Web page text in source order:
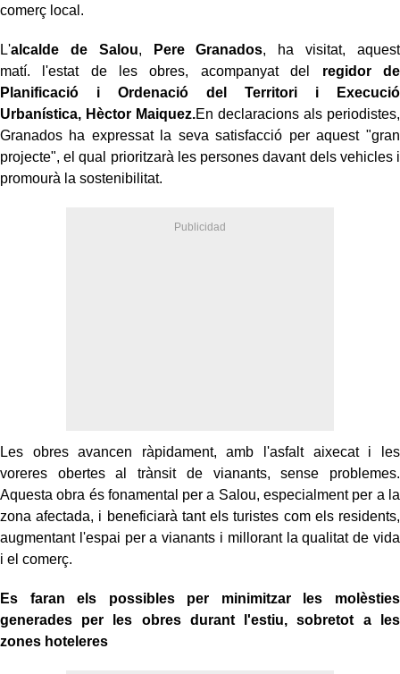
comerç local.
L'alcalde de Salou, Pere Granados, ha visitat, aquest
matí.
l'estat de les obres, acompanyat del regidor de
Planificació i Ordenació del Territori i Execució
Urbanística, Hèctor Maiquez.En declaracions als periodistes,
Granados ha expressat la seva satisfacció per aquest "gran
projecte", el qual prioritzarà les persones davant dels vehicles i
promourà la sostenibilitat.
Les obres avancen ràpidament, amb l'asfalt aixecat i les
voreres obertes al trànsit de vianants, sense problemes.
Aquesta obra és fonamental per a Salou, especialment per a la
zona afectada, i beneficiarà tant els turistes com els residents,
augmentant l'espai per a vianants i millorant la qualitat de vida
i el comerç.
Es faran els possibles per minimitzar les molèsties
generades per les obres durant l'estiu, sobretot a les
zones hoteleres